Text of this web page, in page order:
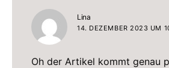
Lina
14. DEZEMBER 2023 UM
Oh der Artikel kommt genau